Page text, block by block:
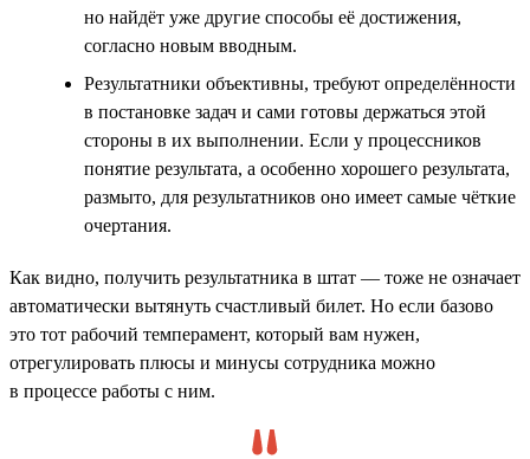
но найдёт уже другие способы её достижения,
согласно новым вводным.
Результатники объективны, требуют определённости
в постановке задач и сами готовы держаться этой
стороны в их выполнении. Если у процессников
понятие результата, а особенно хорошего результата,
размыто, для результатников оно имеет самые чёткие
очертания.
Как видно, получить результатника в штат — тоже не означает
автоматически вытянуть счастливый билет. Но если базово
это тот рабочий темперамент, который вам нужен,
отрегулировать плюсы и минусы сотрудника можно
в процессе работы с ним.